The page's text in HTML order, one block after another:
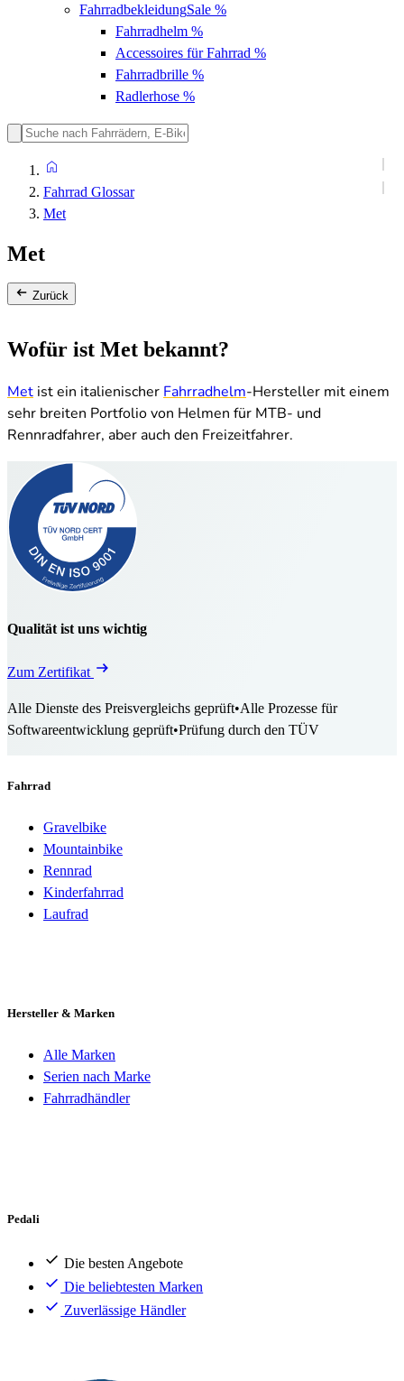
FahrradbekleidungSale %
Fahrradhelm %
Accessoires für Fahrrad %
Fahrradbrille %
Radlerhose %
Fahrrad Glossar
Met
Met
Zurück
Wofür ist Met bekannt?
Met ist ein italienischer Fahrradhelm-Hersteller mit einem
sehr breiten Portfolio von Helmen für MTB- und
Rennradfahrer, aber auch den Freizeitfahrer.
Qualität ist uns wichtig
Zum Zertifikat
Alle Dienste des Preisvergleichs geprüft•Alle Prozesse für
Softwareentwicklung geprüft•Prüfung durch den TÜV
Fahrrad
Gravelbike
Mountainbike
Rennrad
Kinderfahrrad
Laufrad
Hersteller & Marken
Alle Marken
Serien nach Marke
Fahrradhändler
Pedali
Die besten Angebote
Die beliebtesten Marken
Zuverlässige Händler